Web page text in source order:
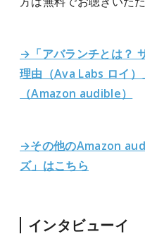
→「アバランチとは？
理由（Ava Labs ロイ）
（Amazon audible）
→その他のAmazon
ズ」はこちら
インタビューイ